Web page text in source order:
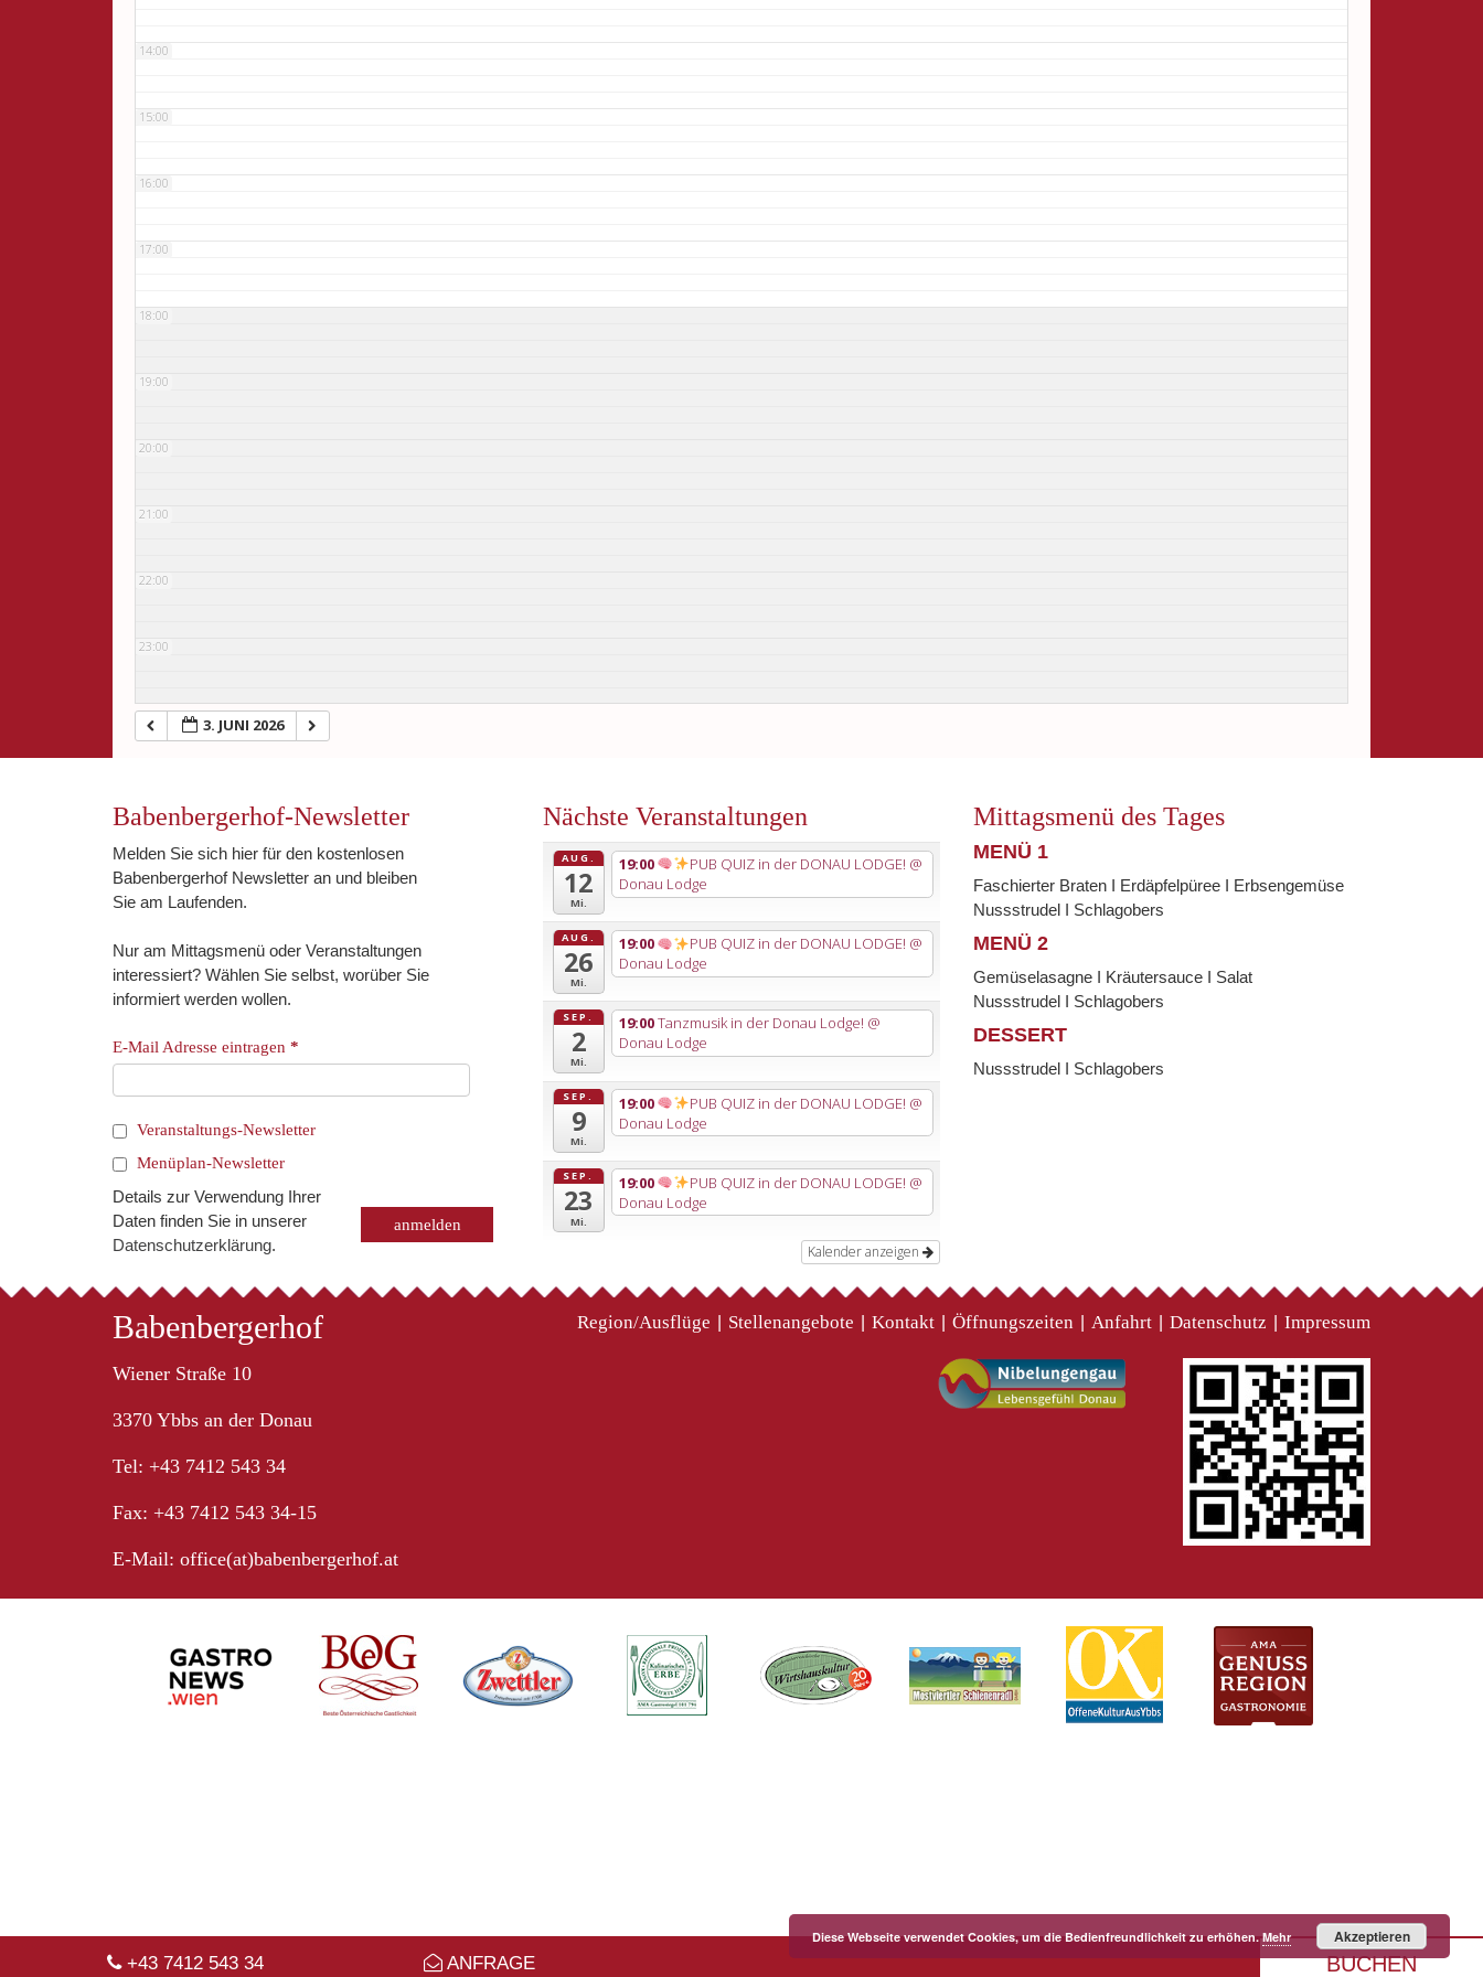
+43 7412 543 34 ANFRAGE BUCHEN
14:00
15:00
16:00
17:00
18:00
19:00
20:00
21:00
22:00
23:00
3. JUNI 2026
Babenbergerhof-Newsletter
Melden Sie sich hier für den kostenlosen
Babenbergerhof Newsletter an und bleiben
Sie am Laufenden.
Nur am Mittagsmenü oder Veranstaltungen
interessiert? Wählen Sie selbst, worüber Sie
informiert werden wollen.
E-Mail Adresse eintragen *
Veranstaltungs-Newsletter
Menüplan-Newsletter
Details zur Verwendung Ihrer
Daten finden Sie in unserer
Datenschutzerklärung.
Nächste Veranstaltungen
AUG.
12
Mi.
19:00 PUB QUIZ in der DONAU LODGE! @
Donau Lodge
AUG.
26
Mi.
19:00 PUB QUIZ in der DONAU LODGE! @
Donau Lodge
SEP.
2
Mi.
19:00Tanzmusik in der Donau Lodge! @
Donau Lodge
SEP.
9
Mi.
19:00 PUB QUIZ in der DONAU LODGE! @
Donau Lodge
SEP.
23
Mi.
19:00 PUB QUIZ in der DONAU LODGE! @
Donau Lodge
Kalender anzeigen
Mittagsmenü des Tages
MENÜ 1
Faschierter Braten I Erdäpfelpüree I Erbsengemüse
Nussstrudel I Schlagobers
MENÜ 2
Gemüselasagne I Kräutersauce I Salat
Nussstrudel I Schlagobers
DESSERT
Nussstrudel I Schlagobers
Babenbergerhof
Wiener Straße 10
3370 Ybbs an der Donau
Tel: +43 7412 543 34
Fax: +43 7412 543 34-15
E-Mail: office(at)babenbergerhof.at
Region/Ausflüge Stellenangebote Kontakt Öffnungszeiten Anfahrt Datenschutz Impressum
Diese Webseite verwendet Cookies, um die Bedienfreundlichkeit zu erhöhen.Mehr Akzeptieren